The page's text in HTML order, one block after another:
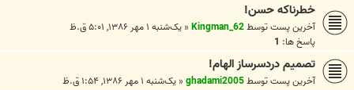
خطرناكه حسن!
آخرین پست توسطKingman_62
« یک‌شنبه ۱ مهر ۱۳۸۶, ۵:۰۱ ق.ظ
پاسخ ها: 1
تصميم دردسرساز الهام!
آخرین پست توسطghadami2005
« یک‌شنبه ۱ مهر ۱۳۸۶, ۱:۵۴ ق.ظ